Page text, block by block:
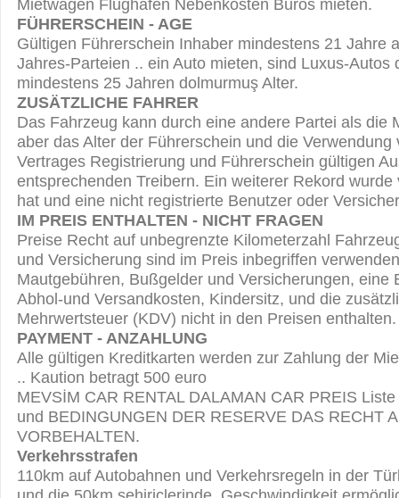
Mietwagen Flughafen Nebenkosten Büros mieten.
FÜHRERSCHEIN - AGE
Gültigen Führerschein Inhaber mindestens 21 Jahre
Jahres-Parteien .. ein Auto mieten, sind Luxus-Autos
mindestens 25 Jahren dolmurmuş Alter.
ZUSÄTZLICHE FAHRER
Das Fahrzeug kann durch eine andere Partei als die
aber das Alter der Führerschein und die Verwendung
Vertrages Registrierung und Führerschein gültigen
entsprechenden Treibern. Ein weiterer Rekord
hat und eine nicht registrierte Benutzer oder
IM PREIS ENTHALTEN - NICHT FRAGEN
Preise Recht auf unbegrenzte Kilometerzahl
und Versicherung sind im Preis inbegriffen
Mautgebühren, Bußgelder und Versicherungen, eine
Abhol-und Versandkosten, Kindersitz, und die
Mehrwertsteuer (KDV) nicht in den Preisen enthalten.
PAYMENT - ANZAHLUNG
Alle gültigen Kreditkarten werden zur Zahlung der
.. Kaution betragt 500 euro
MEVSİM CAR RENTAL DALAMAN CAR PREIS
und BEDINGUNGEN DER RESERVE DAS RECHT
VORBEHALTEN.
Verkehrsstrafen
110km auf Autobahnen und Verkehrsregeln in der